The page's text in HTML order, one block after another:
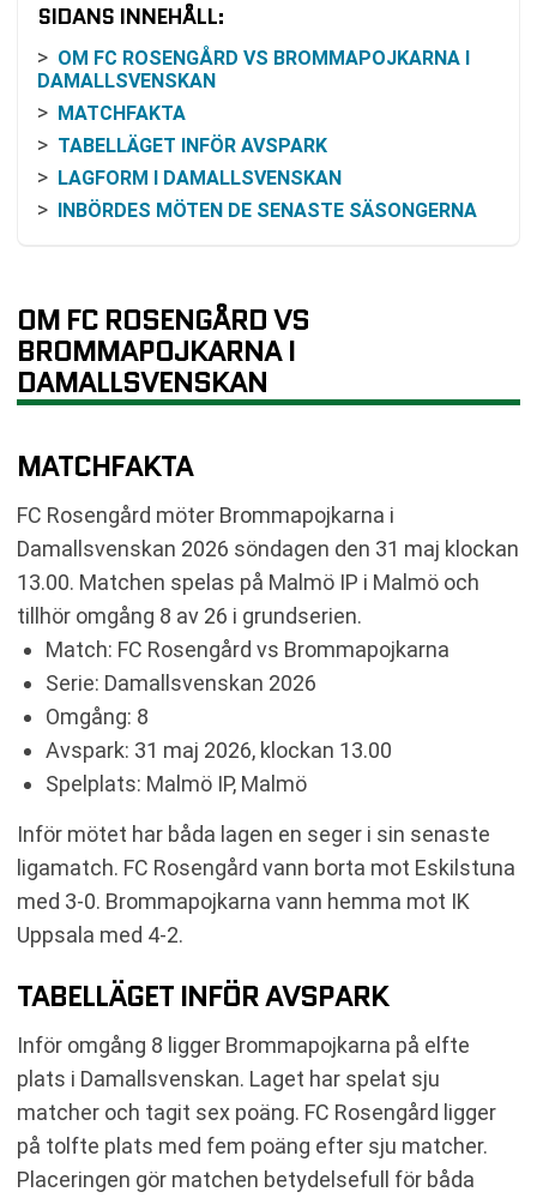
SIDANS INNEHÅLL:
OM FC ROSENGÅRD VS BROMMAPOJKARNA I
DAMALLSVENSKAN
MATCHFAKTA
TABELLÄGET INFÖR AVSPARK
LAGFORM I DAMALLSVENSKAN
INBÖRDES MÖTEN DE SENASTE SÄSONGERNA
BEGREPP I TABELLEN
VANLIGA FRÅGOR OM FC ROSENGÅRD VS
BROMMAPOJKARNA
TABELL
OM FC ROSENGÅRD VS
BROMMAPOJKARNA I
DAMALLSVENSKAN
MATCHFAKTA
FC Rosengård möter Brommapojkarna i
Damallsvenskan 2026 söndagen den 31 maj klockan
13.00. Matchen spelas på Malmö IP i Malmö och
tillhör omgång 8 av 26 i grundserien.
Match: FC Rosengård vs Brommapojkarna
Serie: Damallsvenskan 2026
Omgång: 8
Avspark: 31 maj 2026, klockan 13.00
Spelplats: Malmö IP, Malmö
Inför mötet har båda lagen en seger i sin senaste
ligamatch. FC Rosengård vann borta mot Eskilstuna
med 3-0. Brommapojkarna vann hemma mot IK
Uppsala med 4-2.
TABELLÄGET INFÖR AVSPARK
Inför omgång 8 ligger Brommapojkarna på elfte
plats i Damallsvenskan. Laget har spelat sju
matcher och tagit sex poäng. FC Rosengård ligger
på tolfte plats med fem poäng efter sju matcher.
Placeringen gör matchen betydelsefull för båda